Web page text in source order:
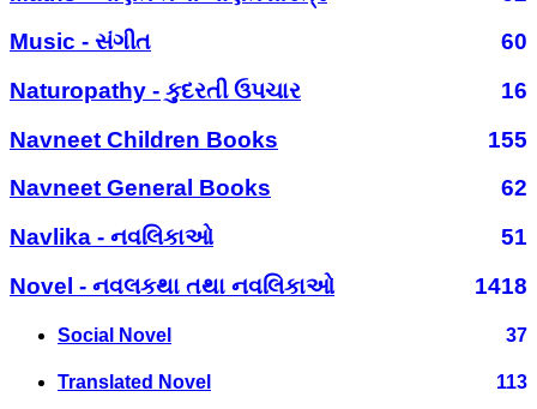
Music - સંગીત
60
Naturopathy - કુદરતી ઉપચાર
16
Navneet Children Books
155
Navneet General Books
62
Navlika - નવલિકાઓ
51
Novel - નવલકથા તથા નવલિકાઓ
1418
Social Novel 37
Translated Novel 113